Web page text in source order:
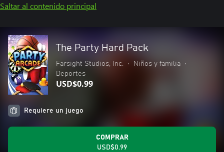
Saltar al contenido principal
The Party Hard Pack
Farsight Studios, Inc. • Niños y familia
•
Deportes
USD$0.99
Requiere un juego
COMPRAR
USD$0.99